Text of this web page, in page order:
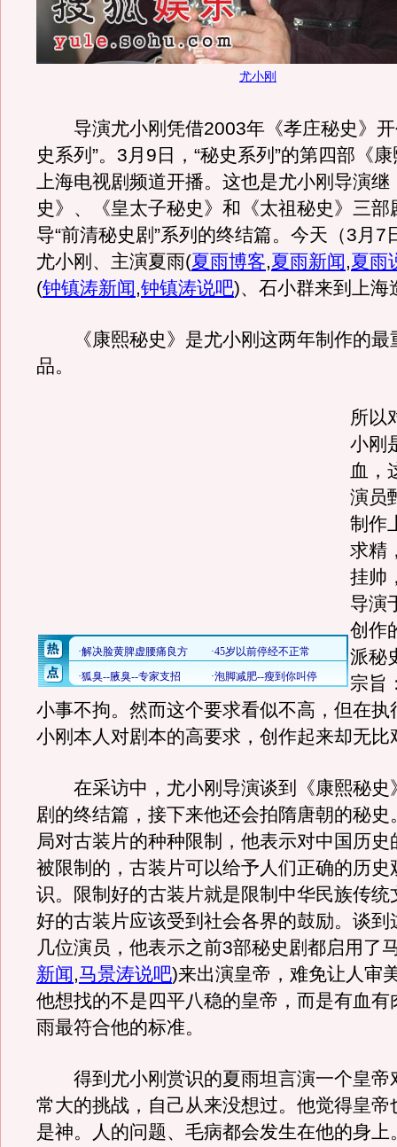
尤小刚
导演尤小刚凭借2003年《孝庄秘史》开
史系列”。3月9日，“秘史系列”的第四部《
上海电视剧频道开播。这也是尤小刚导演继
史》、《皇太子秘史》和《太祖秘史》三部
导“前清秘史剧”系列的终结篇。今天（3月7
尤小刚、主演夏雨(夏雨博客,夏雨新闻,夏雨
(钟镇涛新闻,钟镇涛说吧)、石小群来到上海
《康熙秘史》是尤小刚这两年制作的最
品。
所以
小刚
血，
演员
制作
求精
挂帅
导演
创作
派秘
宗旨
小事不拘。然而这个要求看似不高，但在执
小刚本人对剧本的高要求，创作起来却无比
在采访中，尤小刚导演谈到《康熙秘史
剧的终结篇，接下来他还会拍隋唐朝的秘史
局对古装片的种种限制，他表示对中国历史
被限制的，古装片可以给予人们正确的历史
识。限制好的古装片就是限制中华民族传统
好的古装片应该受到社会各界的鼓励。谈到
几位演员，他表示之前3部秘史剧都启用了
新闻,马景涛说吧)来出演皇帝，难免让人审
他想找的不是四平八稳的皇帝，而是有血有
雨最符合他的标准。
得到尤小刚赏识的夏雨坦言演一个皇帝
常大的挑战，自己从来没想过。他觉得皇帝
是神。人的问题、毛病都会发生在他的身上